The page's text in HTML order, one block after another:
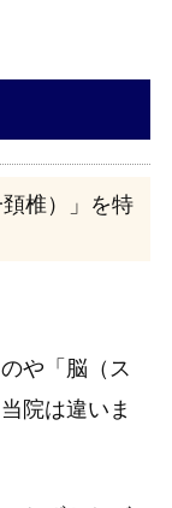
椎）」を特
や「脳（ス
院は違いま